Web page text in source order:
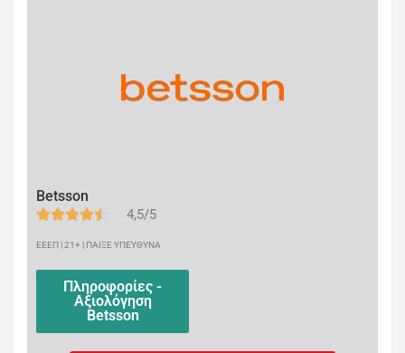
Betsson
4,5/5
ΕΕΕΠ | 21+ | ΠΑΙΞΕ ΥΠΕΥΘΥΝΑ
Πληροφορίες -
Αξιολόγηση
Betsson